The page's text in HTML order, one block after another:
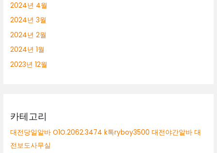
2024년 4월
2024년 3월
2024년 2월
2024년 1월
2023년 12월
카테고리
대전당일알바 O1O.2062.3474 k톡ryboy3500 대전야간알바 대
전보도사무실